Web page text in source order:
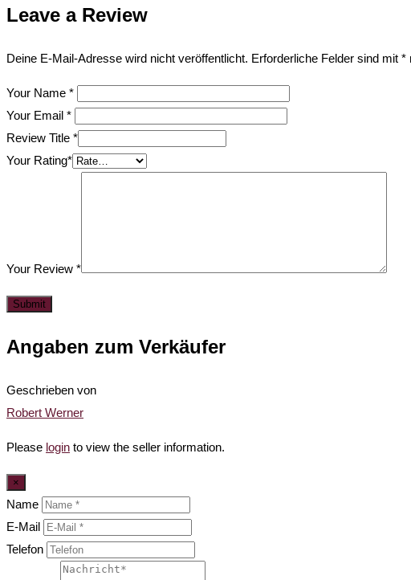
Leave a Review
Deine E-Mail-Adresse wird nicht veröffentlicht. Erforderliche Felder sind mit *
Your Name *
Your Email *
Review Title *
Your Rating*
Your Review *
Angaben zum Verkäufer
Geschrieben von
Robert Werner
Please login to view the seller information.
×
Name
E-Mail
Telefon